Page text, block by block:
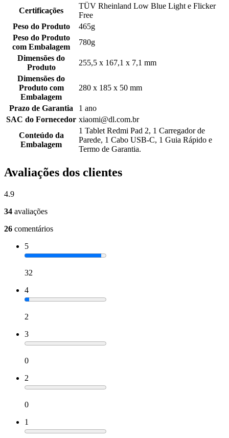
Certificações
TÜV Rheinland Low Blue Light e Flicker
Free
Peso do Produto
465g
Peso do Produto
com Embalagem
780g
Dimensões do
Produto
255,5 x 167,1 x 7,1 mm
Dimensões do
Produto com
Embalagem
280 x 185 x 50 mm
Prazo de Garantia
1 ano
SAC do Fornecedor xiaomi@dl.com.br
Conteúdo da
Embalagem
1 Tablet Redmi Pad 2, 1 Carregador de
Parede, 1 Cabo USB-C, 1 Guia Rápido e
Termo de Garantia.
Avaliações dos clientes
4.9
34 avaliações
26 comentários
5
32
4
2
3
0
2
0
1